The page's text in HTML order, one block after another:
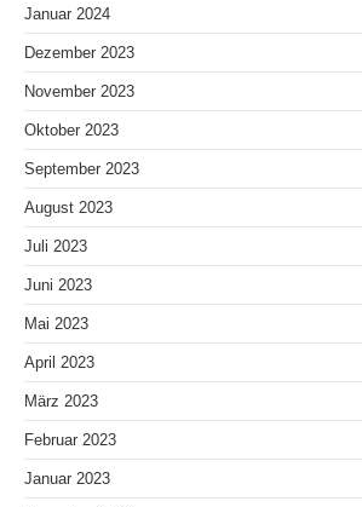
Januar 2024
Dezember 2023
November 2023
Oktober 2023
September 2023
August 2023
Juli 2023
Juni 2023
Mai 2023
April 2023
März 2023
Februar 2023
Januar 2023